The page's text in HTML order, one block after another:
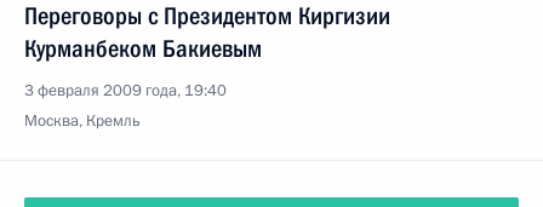
Переговоры с Президентом Киргизии
Курманбеком Бакиевым
3 февраля 2009 года, 19:40
Москва, Кремль